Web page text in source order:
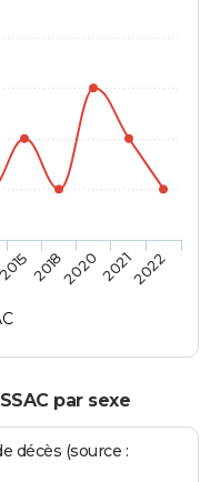
20152018202020212022
par sexe
décès (source :